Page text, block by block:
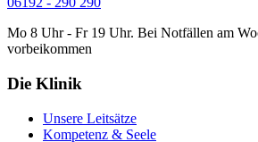
Mo 8 Uhr - Fr 19 Uhr. Bei Notfällen am
vorbeikommen
Die Klinik
Unsere Leitsätze
Kompetenz & Seele